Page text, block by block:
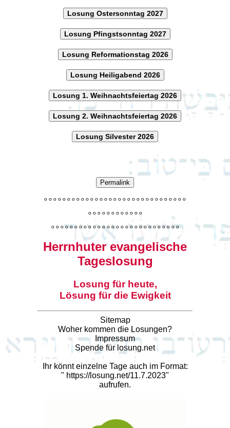
Losung Ostersonntag 2027
Losung Pfingstsonntag 2027
Losung Reformationstag 2026
Losung Heiligabend 2026
Losung 1. Weihnachtsfeiertag 2026
Losung 2. Weihnachtsfeiertag 2026
Losung Silvester 2026
Permalink
o o o o o o o o o o o o o o o o o o o o o o o o o o o o o o o
o o o o o o o o o o o o
o o o o o o o o o o o o o o o o o o o o o o o o o o o o
Herrnhuter evangelische
Tageslosung
Losung für heute,
Lösung für die Ewigkeit
Sitemap
Woher kommen die Losungen?
Impressum
Spende für losung.net
Ihr könnt einzelne Tage auch im Format:
" https://losung.net/11.7.2023"
aufrufen.